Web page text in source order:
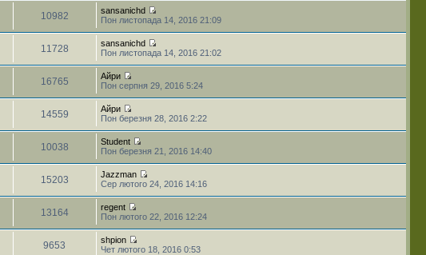
10982
sansanichd
Пон листопада 14, 2016 21:09
11728
sansanichd
Пон листопада 14, 2016 21:02
16765
Айри
Пон серпня 29, 2016 5:24
14559
Айри
Пон березня 28, 2016 2:22
10038
Student
Пон березня 21, 2016 14:40
15203
Jazzman
Сер лютого 24, 2016 14:16
13164
regent
Пон лютого 22, 2016 12:24
9653
shpion
Чет лютого 18, 2016 0:53